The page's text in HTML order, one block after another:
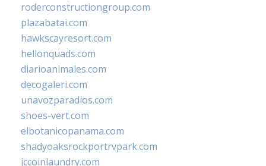
roderconstructiongroup.com
plazabatai.com
hawkscayresort.com
hellonquads.com
diarioanimales.com
decogaleri.com
unavozparadios.com
shoes-vert.com
elbotanicopanama.com
shadyoaksrockportrvpark.com
jccoinlaundry.com